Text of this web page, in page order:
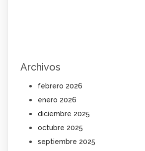
Archivos
febrero 2026
enero 2026
diciembre 2025
octubre 2025
septiembre 2025